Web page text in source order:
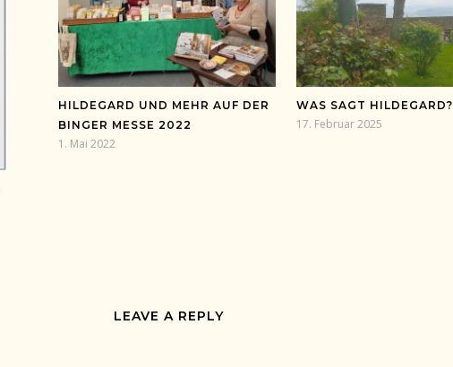
HILDEGARD UND MEHR AUF DER
BINGER MESSE 2022
1. Mai 2022
WAS SAGT HILDEGARD?
17. Februar 2025
LEAVE A REPLY